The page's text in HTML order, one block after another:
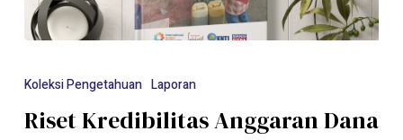
Koleksi Pengetahuan Laporan
Riset Kredibilitas Anggaran Dana